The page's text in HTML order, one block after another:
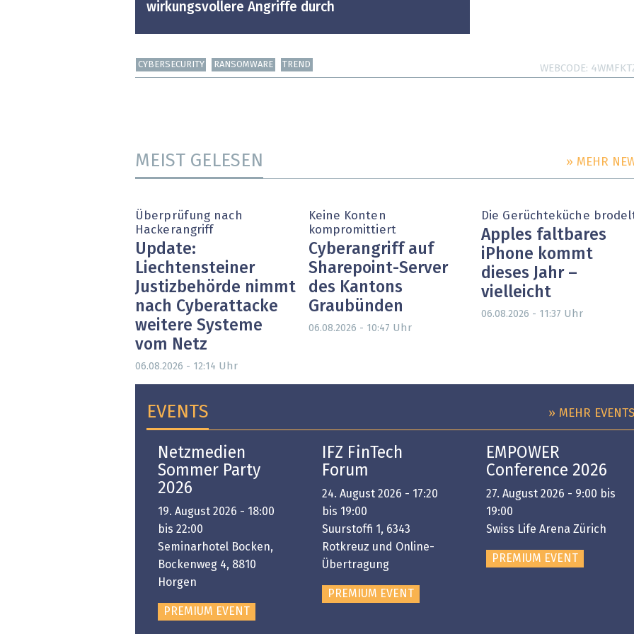
wirkungsvollere Angriffe durch
CYBERSECURITY RANSOMWARE TREND WEBCODE
MEIST GELESEN » MEHR
Überprüfung nach
Hackerangriff
Update:
Liechtensteiner
Justizbehörde nimmt
nach Cyberattacke
weitere Systeme
vom Netz
06.08.2026 - 12:14 Uhr
Keine Konten
kompromittiert
Cyberangriff auf
Sharepoint-Server
des Kantons
Graubünden
06.08.2026 - 10:47 Uhr
Die Gerüchteküche
Apples faltbares
iPhone kommt
dieses Jahr –
vielleicht
06.08.2026 - 11:37 Uhr
EVENTS » MEHR EVENTS
Netzmedien
Sommer Party
2026
19. August 2026 - 18:00
bis 22:00
Seminarhotel Bocken,
Bockenweg 4, 8810
Horgen
PREMIUM EVENT
IFZ FinTech
Forum
24. August 2026 - 17:20
bis 19:00
Suurstoffi 1, 6343
Rotkreuz und Online-
Übertragung
PREMIUM EVENT
EMPOWER
Conference 2026
27. August 2026 - 9:00 bis
19:00
Swiss Life Arena Zürich
PREMIUM EVENT